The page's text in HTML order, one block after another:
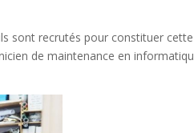
sont recrutés pour constituer cette
de maintenance en